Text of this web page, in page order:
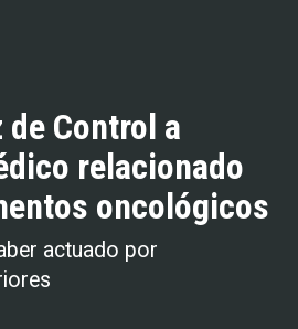
Control a
relacionado
oncológicos
actuado por